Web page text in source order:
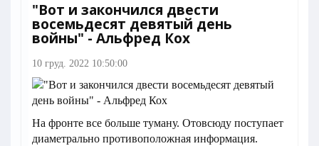
"Вот и закончился двести
восемьдесят девятый день
войны" - Альфред Кох
10 груд. 2022 10:50:00
На фронте все больше туману. Отовсюду поступает
диаметрально противоположная информация.